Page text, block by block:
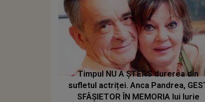
Timpul NU A ȘTERS durerea din
sufletul actriței. Anca Pandrea,
SFÂȘIETOR ÎN MEMORIA lui Iurie